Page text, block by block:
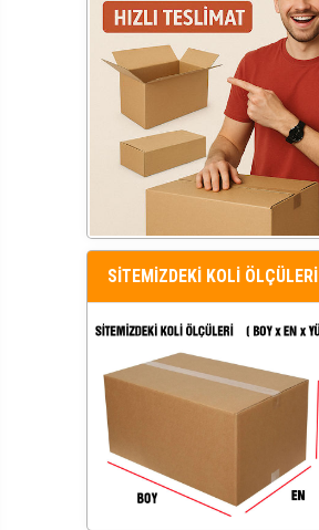
SİTEMİZDEKİ KOLİ ÖLÇÜLERİ